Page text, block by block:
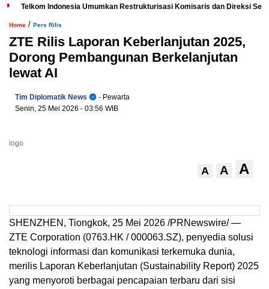
Telkom Indonesia Umumkan Restrukturisasi Komisaris dan Direksi
Home / Pers Rilis
ZTE Rilis Laporan Keberlanjutan 2025,
Dorong Pembangunan Berkelanjutan
lewat AI
Tim Diplomatik News
- Pewarta
Senin, 25 Mei 2026 - 03:56 WIB
logo
A A A
SHENZHEN, Tiongkok, 25 Mei 2026 /PRNewswire/ —
ZTE Corporation (0763.HK / 000063.SZ), penyedia solusi
teknologi informasi dan komunikasi terkemuka dunia,
merilis Laporan Keberlanjutan (Sustainability Report) 2025
yang menyoroti berbagai pencapaian terbaru dari sisi